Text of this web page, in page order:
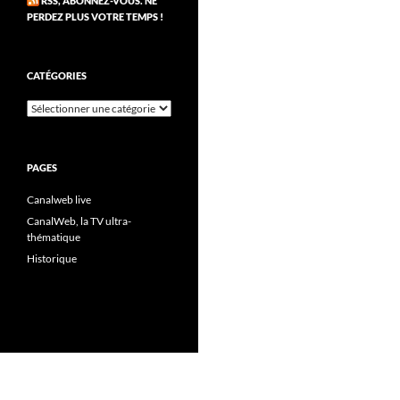
PERDEZ PLUS VOTRE TEMPS !
CATÉGORIES
Catégories
PAGES
Canalweb live
CanalWeb, la TV ultra-
thématique
Historique